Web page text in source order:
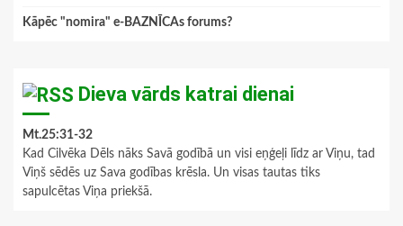
Kāpēc "nomira" e-BAZNĪCAs forums?
Dieva vārds katrai dienai
Mt.25:31-32
Kad Cilvēka Dēls nāks Savā godībā un visi eņģeļi līdz ar Viņu, tad
Viņš sēdēs uz Sava godības krēsla. Un visas tautas tiks
sapulcētas Viņa priekšā.